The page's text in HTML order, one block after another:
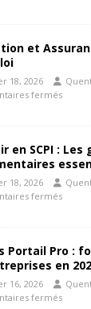
et
18, 2026
fermés
en SCPI :
18, 2026
fermés
Portail Pro :
en
16, 2026
fermés